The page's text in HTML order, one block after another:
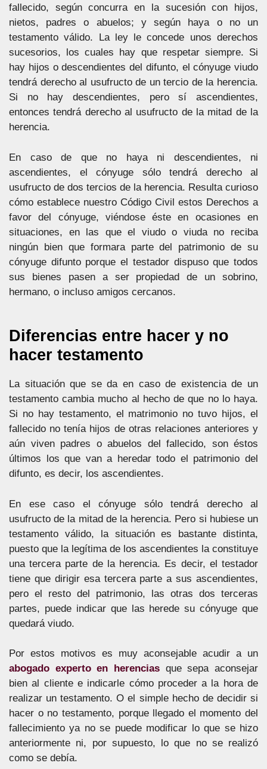
fallecido, según concurra en la sucesión con hijos,
nietos, padres o abuelos; y según haya o no un
testamento válido. La ley le concede unos derechos
sucesorios, los cuales hay que respetar siempre. Si
hay hijos o descendientes del difunto, el cónyuge viudo
tendrá derecho al usufructo de un tercio de la herencia.
Si no hay descendientes, pero sí ascendientes,
entonces tendrá derecho al usufructo de la mitad de la
herencia.
En caso de que no haya ni descendientes, ni
ascendientes, el cónyuge sólo tendrá derecho al
usufructo de dos tercios de la herencia. Resulta curioso
cómo establece nuestro Código Civil estos Derechos a
favor del cónyuge, viéndose éste en ocasiones en
situaciones, en las que el viudo o viuda no reciba
ningún bien que formara parte del patrimonio de su
cónyuge difunto porque el testador dispuso que todos
sus bienes pasen a ser propiedad de un sobrino,
hermano, o incluso amigos cercanos.
Diferencias entre hacer y no
hacer testamento
La situación que se da en caso de existencia de un
testamento cambia mucho al hecho de que no lo haya.
Si no hay testamento, el matrimonio no tuvo hijos, el
fallecido no tenía hijos de otras relaciones anteriores y
aún viven padres o abuelos del fallecido, son éstos
últimos los que van a heredar todo el patrimonio del
difunto, es decir, los ascendientes.
En ese caso el cónyuge sólo tendrá derecho al
usufructo de la mitad de la herencia. Pero si hubiese un
testamento válido, la situación es bastante distinta,
puesto que la legítima de los ascendientes la constituye
una tercera parte de la herencia. Es decir, el testador
tiene que dirigir esa tercera parte a sus ascendientes,
pero el resto del patrimonio, las otras dos terceras
partes, puede indicar que las herede su cónyuge que
quedará viudo.
Por estos motivos es muy aconsejable acudir a un
abogado experto en herencias que sepa aconsejar
bien al cliente e indicarle cómo proceder a la hora de
realizar un testamento. O el simple hecho de decidir si
hacer o no testamento, porque llegado el momento del
fallecimiento ya no se puede modificar lo que se hizo
anteriormente ni, por supuesto, lo que no se realizó
como se debía.